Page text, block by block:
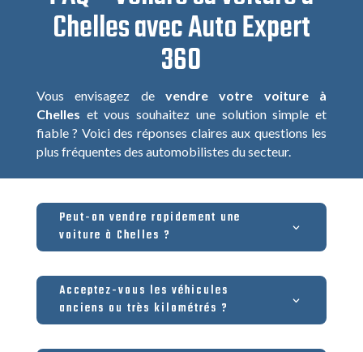
Chelles avec Auto Expert
360
Vous envisagez de vendre votre voiture à
Chelles et vous souhaitez une solution simple et
fiable ? Voici des réponses claires aux questions les
plus fréquentes des automobilistes du secteur.
Peut-on vendre rapidement une
voiture à Chelles ?
Acceptez-vous les véhicules
anciens ou très kilométrés ?